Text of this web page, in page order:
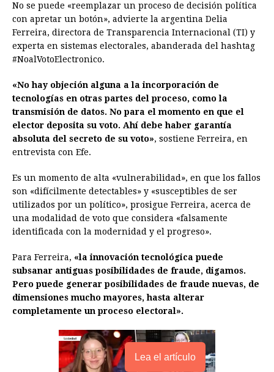
c
e
b
o
o
k
s
s
e
n
g
e
a
t
s
A
p
p
r
e
a
s
n
t
e
e
s
t
n
k
e
I
n
a
i
l
i
n
t
p
y
L
No se puede «reemplazar un proceso de decisión política
con apretar un botón», advierte la argentina Delia
Ferreira, directora de Transparencia Internacional (TI) y
experta en sistemas electorales, abanderada del hashtag
#NoalVotoElectronico.
«No hay objeción alguna a la incorporación de
tecnologías en otras partes del proceso, como la
transmisión de datos. No para el momento en que el
elector deposita su voto. Ahí debe haber garantía
absoluta del secreto de su voto», sostiene Ferreira, en
entrevista con Efe.
Es un momento de alta «vulnerabilidad», en que los fallos
son «difícilmente detectables» y «susceptibles de ser
utilizados por un político», prosigue Ferreira, acerca de
una modalidad de voto que considera «falsamente
identificada con la modernidad y el progreso».
Para Ferreira, «la innovación tecnológica puede
subsanar antiguas posibilidades de fraude, digamos.
Pero puede generar posibilidades de fraude nuevas, de
dimensiones mucho mayores, hasta alterar
completamente un proceso electoral».
Lea el artículo